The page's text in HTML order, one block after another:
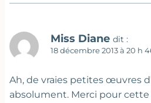
Miss Diane dit :
18 décembre 2013 à 20 h
Ah, de vraies petites œuvres
absolument. Merci pour cette